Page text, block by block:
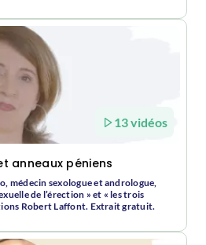
13 vidéos
anneaux péniens
médecin sexologue et andrologue,
de l’érection » et « les trois
Robert Laffont. Extrait gratuit.